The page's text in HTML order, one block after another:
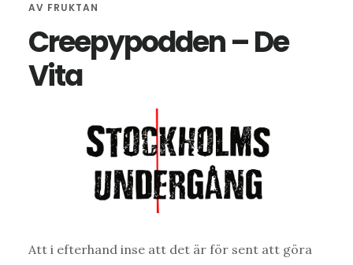
AV FRUKTAN
Creepypodden – De
Vita
Att i efterhand inse att det är för sent att göra